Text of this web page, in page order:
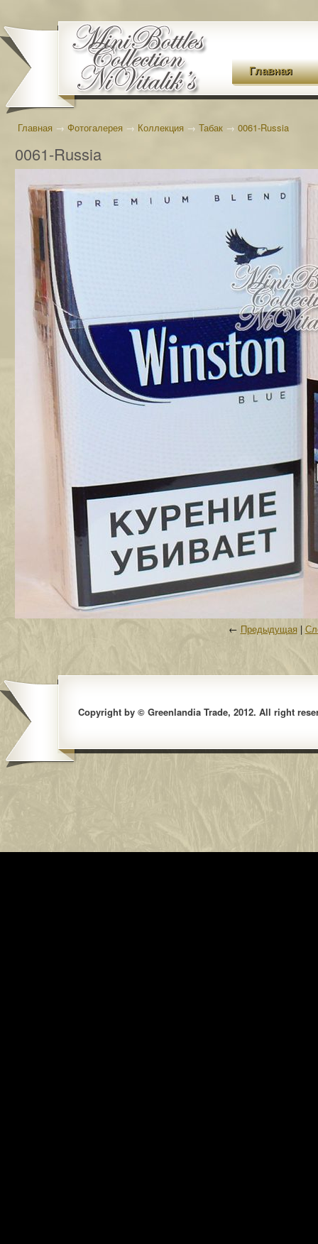
Главная
Главная → Фотогалерея → Коллекция → Табак → 0061-Russia
0061-Russia
← Предыдущая|
Copyright by © Greenlandia Trade, 2012. All right